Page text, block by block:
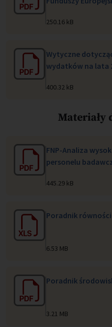
250.16 kB
Wytyczne
wydatków na lata
400.32 kB
Materiały
FNP-Analiza
personelu
445.29 kB
Poradnik
6.53 MB
Poradnik
3.21 MB